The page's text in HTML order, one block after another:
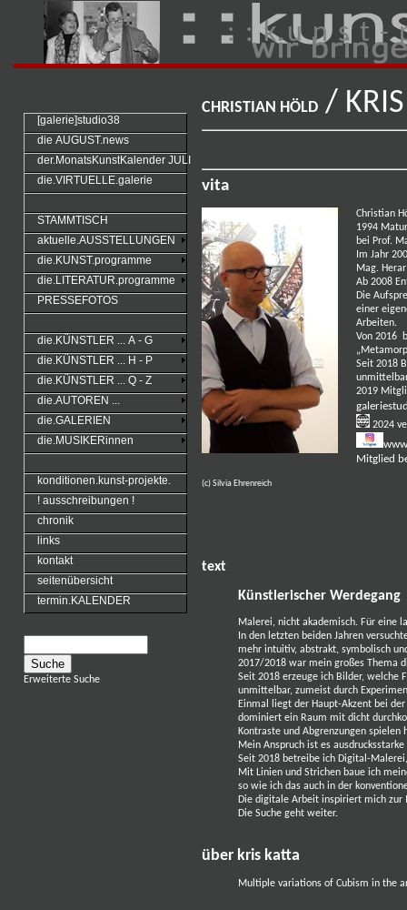
: : k u n s t -
[galerie]studio38
die AUGUST.news
der.MonatsKunstKalender JULI
die.VIRTUELLE.galerie
STAMMTISCH
aktuelle.AUSSTELLUNGEN
die.KUNST.programme
die.LITERATUR.programme
PRESSEFOTOS
die.KÜNSTLER ... A - G
die.KÜNSTLER ... H - P
die.KÜNSTLER ... Q - Z
die.AUTOREN ...
die.GALERIEN
die.MUSIKERinnen
konditionen.kunst-projekte.
! ausschreibungen !
chronik
links
kontakt
seitenübersicht
termin.KALENDER
Erweiterte Suche
CHRISTIAN HÖLD /
vita
Christian
1994
bei Prof.
Im Jahr
Mag.
Ab 2008
Die
einer
Arbeiten.
Von 2016
Seit 2018 B
2019
2024
Mitglied
(c) Silvia Ehrenreich
text
Künstlerischer Werdegang
Malerei, nicht akademisch. Für eine
In den letzten beiden Jahren
mehr intuitiv, abstrakt, symbolisch
2017/2018 war mein großes Thema
Seit 2018 erzeuge ich Bilder, welche
unmittelbar, zumeist durch
Einmal liegt der Haupt-Akzent bei
dominiert ein Raum mit dicht
Kontraste und Abgrenzungen spielen
Mein Anspruch ist es
Seit 2018 betreibe ich Digital-
Mit Linien und Strichen baue ich
so wie ich das auch in der
Die digitale Arbeit inspiriert mich zur
Die Suche geht weiter.
über kris katta
Multiple variations of Cubism in the